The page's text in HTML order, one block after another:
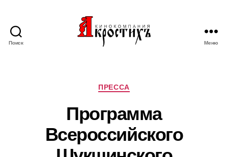
Поиск Меню
Рубрики
ПРЕССА
Программа
Всероссийского